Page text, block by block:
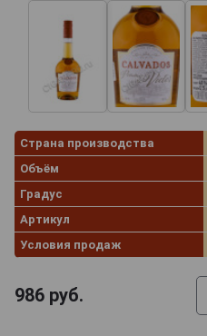
Страна производства
Объём
Градус
Артикул
Условия продаж
986 руб.